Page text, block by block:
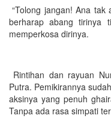
“Tolong jangan! Ana tak
berharap abang tirinya
memperkosa dirinya.
Rintihan dan rayuan
Putra. Pemikirannya
aksinya yang penuh
Tanpa ada rasa simpati